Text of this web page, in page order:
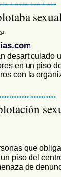
desarticulado
en un piso
con la
que
piso del
de